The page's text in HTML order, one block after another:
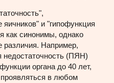
и "гипофункция
как синонимы, однако
различия. Например,
недостаточность (ПЯН)
органа до 40 лет,
в любом